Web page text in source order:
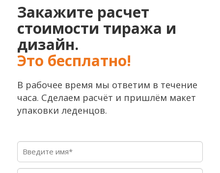
Закажите расчет
стоимости тиража и
дизайн.
Это бесплатно!
В рабочее время мы ответим в течение
часа. Сделаем расчёт и пришлём макет
упаковки леденцов.